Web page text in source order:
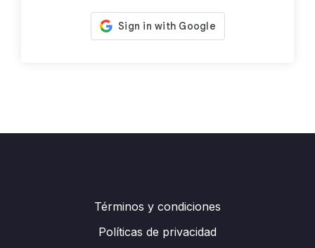
Términos y condiciones
Políticas de privacidad